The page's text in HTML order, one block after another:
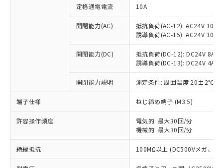
定格通電電流 10A
開閉能力(AC)
抵抗負荷(AC-12): AC24V 10A/
誘導負荷(AC-15): AC24V
開閉能力(DC)
抵抗負荷(DC-12): DC24V 8A/
誘導負荷(DC-13): DC24V 4A/
開閉能力説明 測定条件: 周囲温度 20±2℃、
端子仕様 ねじ締め端子 (M3.5)
許容操作頻度
電気的: 最大30回/分
機械的: 最大30回/分
絶縁抵抗 100MΩ以上 (DC500Vメガ、点
ご利用条件
以下の条件をお読みいただき、同意のうえ
ご利用ください。
本サービスは、当社制御機器事業取扱
商品の当社在庫状況および標準価格
(税抜)を提供させていただくもので
当社制御機器事業取扱商品の中には、
本サービスの対象外となる商品もある
対応済み：EU RoHS指令（10物質）の
非含有に対応した製品が提供可能な商品で
対応予定：EU RoHS指令（10物質）の非含
有に対応した製品に切り替える予定のある
対応予定なし：EU RoHS指令（10物質）の
非含有に非対応の商品で、対応品を出す予
調査・確認中：EU RoHS指令（10物質）の
非含有の対応状況を調査中または確認中の
商品です。
非該当品：ライセンス料など無形物で、有
害物質有無と関係のない商品です。
仕入先様の事情により、非含有部品として
いたものが、含有品と判明した場合などや
「○」：最大均質材料含有率が中国RoHSの
基準値以下であることを示します。
「×」：最大均質材料含有率が中国RoHSの
基準値を超えていることを示します。
当社は、これら貴社製品のうち、外国